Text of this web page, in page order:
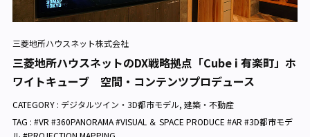
三菱地所ハウスネット株式会社
三菱地所ハウスネットのDX戦略拠点「Cube i 有楽町」ホ
ワイトキューブ 空間・コンテンツプロデュース
CATEGORY : デジタルツイン・3D都市モデル, 建築・不動産
TAG : #VR #360PANORAMA #VISUAL ＆ SPACE PRODUCE #AR #3D都市モデ